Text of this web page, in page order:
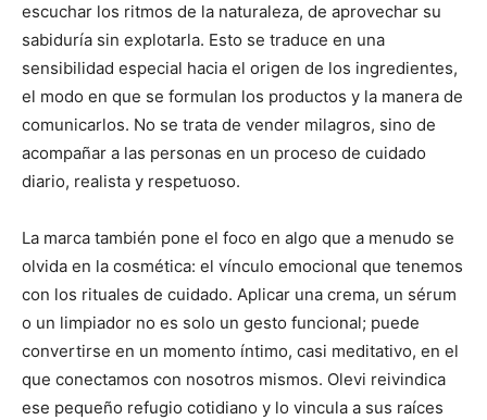
escuchar los ritmos de la naturaleza, de aprovechar su
sabiduría sin explotarla. Esto se traduce en una
sensibilidad especial hacia el origen de los ingredientes,
el modo en que se formulan los productos y la manera de
comunicarlos. No se trata de vender milagros, sino de
acompañar a las personas en un proceso de cuidado
diario, realista y respetuoso.
La marca también pone el foco en algo que a menudo se
olvida en la cosmética: el vínculo emocional que tenemos
con los rituales de cuidado. Aplicar una crema, un sérum
o un limpiador no es solo un gesto funcional; puede
convertirse en un momento íntimo, casi meditativo, en el
que conectamos con nosotros mismos. Olevi reivindica
ese pequeño refugio cotidiano y lo vincula a sus raíces